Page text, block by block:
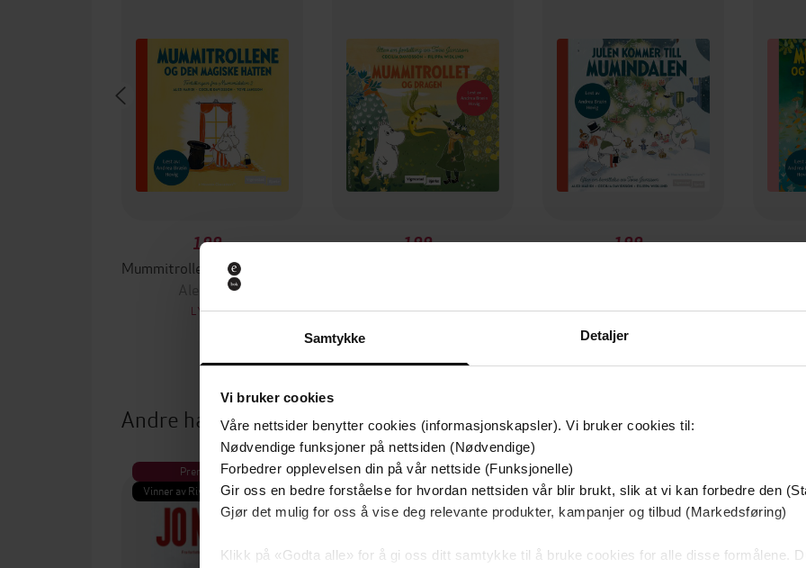
Samtykke Detaljer
Vi bruker cookies
Våre nettsider benytter cookies (informasjonskapsler). Vi bruker cookies til:
Nødvendige funksjoner på nettsiden (Nødvendige)
Forbedrer opplevelsen din på vår nettside (Funksjonelle)
Gir oss en bedre forståelse for hvordan nettsiden vår blir brukt, slik at vi kan forbedre den
Gjør det mulig for oss å vise deg relevante produkter, kampanjer og tilbud (Markedsføring)
Klikk på «Godta alle» for å gi oss ditt samtykke til å bruke cookies for alle disse formålene.
199,-
Alex Haridi
LYDBOK
199,-
LYDBOK
199,-
LYDBOK
Andre har også kjøpt
Premium
Vinner av Rivertonprisen
Premium
Første gang på tilbud
Premium